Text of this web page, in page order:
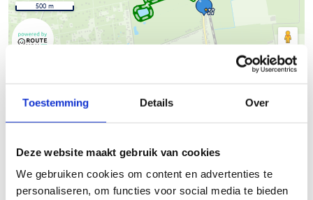
Toestemming Details Over
Deze website maakt gebruik van cookies
We gebruiken cookies om content en advertenties te
personaliseren, om functies voor social media te bieden
© OpenStreetMap contributors
500 m
Beschrijving van de route
van ongeveer 3,2 km. Deze route is ideaal voor zowel
beginnende als ervaren lopers en biedt een rustige, natuurlijke
omgeving om in te lopen.